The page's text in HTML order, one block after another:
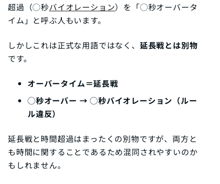
超過（◯秒バイオレーション）を「◯秒オーバータ
イム」と呼ぶ人もいます。
しかしこれは正式な用語ではなく、 延長戦とは別物
です。
オーバータイム＝延長戦
◯秒オーバー → ◯秒バイオレーション（ルー
ル違反）
延長戦と時間超過はまったくの別物ですが、両方と
も時間に関することであるため混同されやすいのか
もしれません。